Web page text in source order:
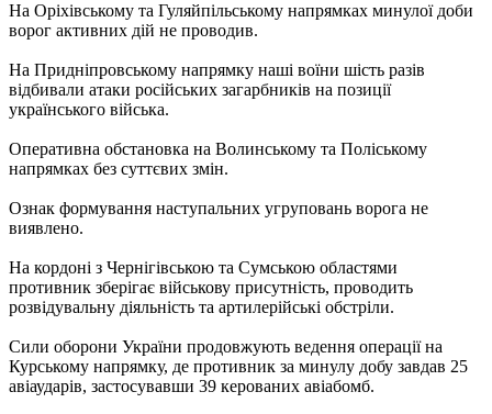
На Оріхівському та Гуляйпільському напрямках минулої доби
ворог активних дій не проводив.
На Придніпровському напрямку наші воїни шість разів
відбивали атаки російських загарбників на позиції
українського війська.
Оперативна обстановка на Волинському та Поліському
напрямках без суттєвих змін.
Ознак формування наступальних угруповань ворога не
виявлено.
На кордоні з Чернігівською та Сумською областями
противник зберігає військову присутність, проводить
розвідувальну діяльність та артилерійські обстріли.
Сили оборони України продовжують ведення операції на
Курському напрямку, де противник за минулу добу завдав 25
авіаударів, застосувавши 39 керованих авіабомб.